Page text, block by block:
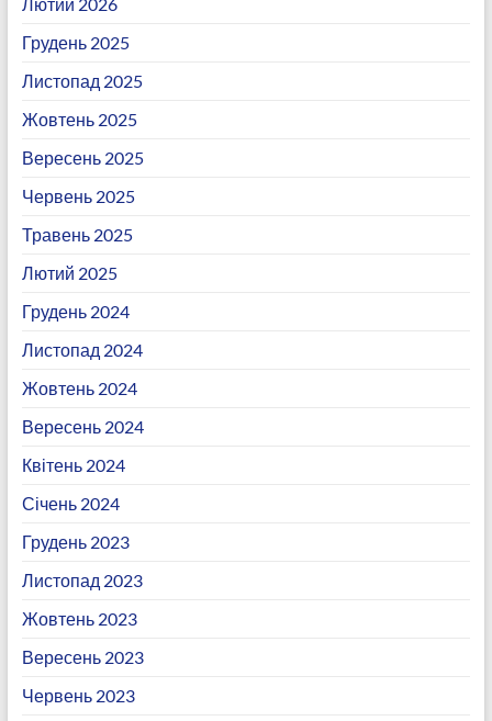
Грудень 2025
Листопад 2025
Жовтень 2025
Вересень 2025
Червень 2025
Травень 2025
Лютий 2025
Грудень 2024
Листопад 2024
Жовтень 2024
Вересень 2024
Квітень 2024
Січень 2024
Грудень 2023
Листопад 2023
Жовтень 2023
Вересень 2023
Червень 2023